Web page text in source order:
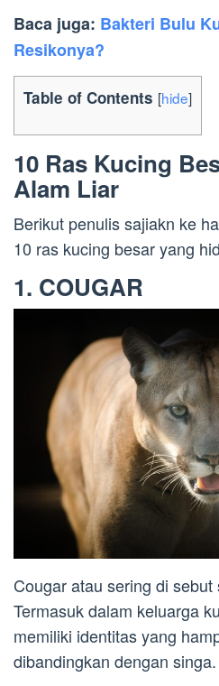
Baca juga: Bakteri Bulu
Resikonya?
Table of Contents [hide]
10 Ras Kucing
Alam Liar
Berikut penulis sajiakn ke
10 ras kucing besar yang
1. COUGAR
Cougar atau sering di
Termasuk dalam keluarga
memiliki identitas yang
dibandingkan dengan singa.